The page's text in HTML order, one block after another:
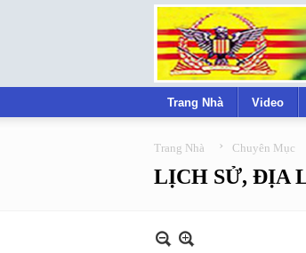
Trang Nhà Video
Trang Nhà › Chuyên Mục
LỊCH SỬ, ĐỊA